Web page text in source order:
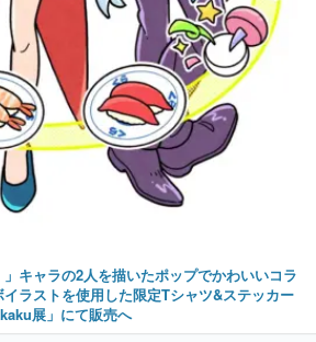
キャラの2人を描いたポップでかわいいコラ
ラストを使用した限定Tシャツ&ステッカー
展」にて販売へ